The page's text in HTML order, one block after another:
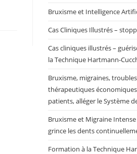
Bruxisme et Intelligence
Cas Cliniques Illustrés –
Cas cliniques illustrés –
la Technique Hartmann-
Bruxisme, migraines,
thérapeutiques
patients, alléger le Système
Bruxisme et Migraine
grince les dents
Formation à la Technique